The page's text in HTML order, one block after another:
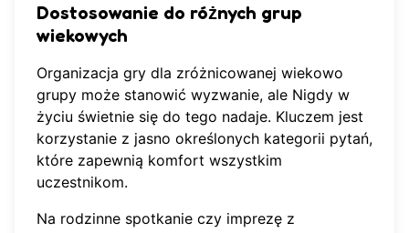
Dostosowanie do różnych grup
wiekowych
Organizacja gry dla zróżnicowanej wiekowo
grupy może stanowić wyzwanie, ale Nigdy w
życiu świetnie się do tego nadaje. Kluczem jest
korzystanie z jasno określonych kategorii pytań,
które zapewnią komfort wszystkim
uczestnikom.
Na rodzinne spotkanie czy imprezę z